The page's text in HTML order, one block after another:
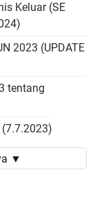
Keluar (SE
2023 (UPDATE
tentang
(7.7.2023)
▼